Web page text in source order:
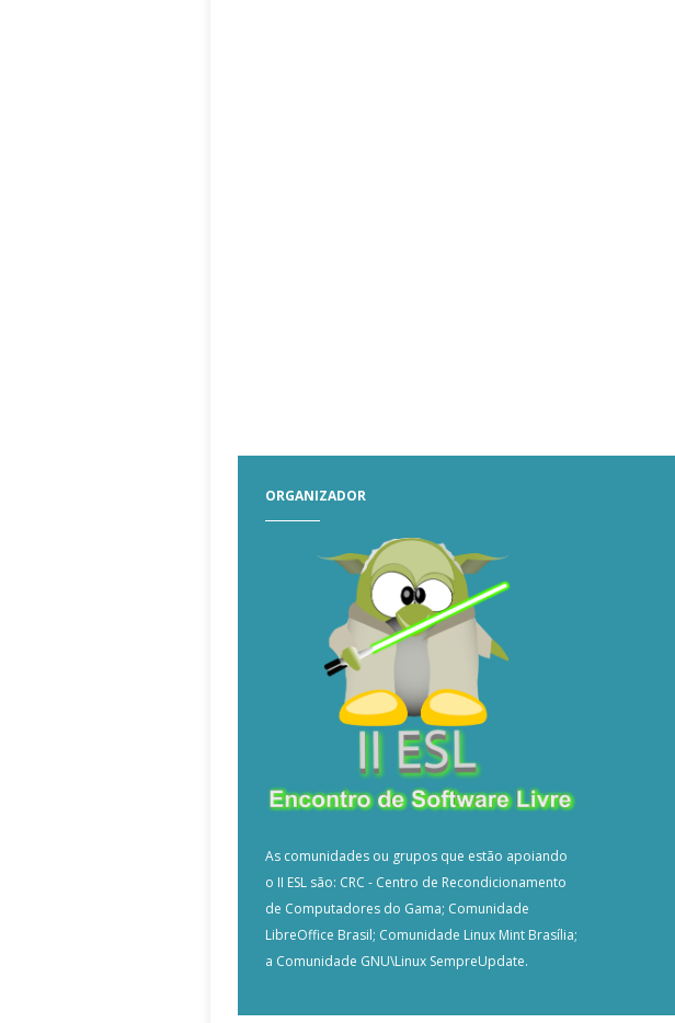
ORGANIZADOR
As comunidades ou grupos que estão apoiando
o II ESL são: CRC - Centro de Recondicionamento
de Computadores do Gama; Comunidade
LibreOffice Brasil; Comunidade Linux Mint Brasília;
a Comunidade GNU\Linux SempreUpdate.